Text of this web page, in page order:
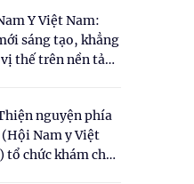
Y Việt Nam:
sáng tạo, khẳng
thế trên nền tảng
nguyện phía
Nam y Việt
tổ chức khám chữa